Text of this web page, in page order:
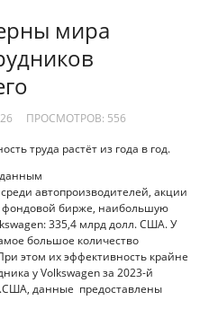
мира
ПРОСМОТРОВ: 556
труда растёт из года в год.
данным
автопроизводителей, акции
фондовой бирже, наибольшую
335,4 млрд долл. США. У
большое количество
этом их эффективность крайне
у Volkswagen за 2023-й
данные предоставлены